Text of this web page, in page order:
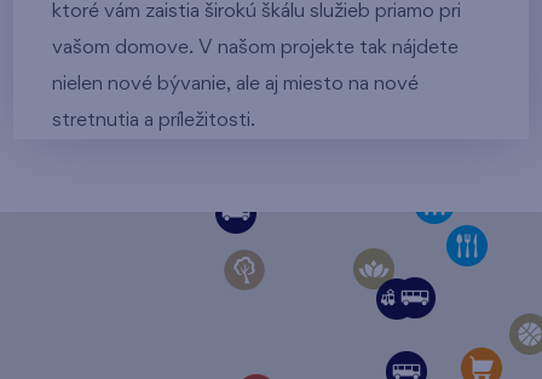
ktoré vám zaistia širokú škálu služieb priamo pri
vašom domove. V našom projekte tak nájdete
nielen nové bývanie, ale aj miesto na nové
stretnutia a príležitosti.